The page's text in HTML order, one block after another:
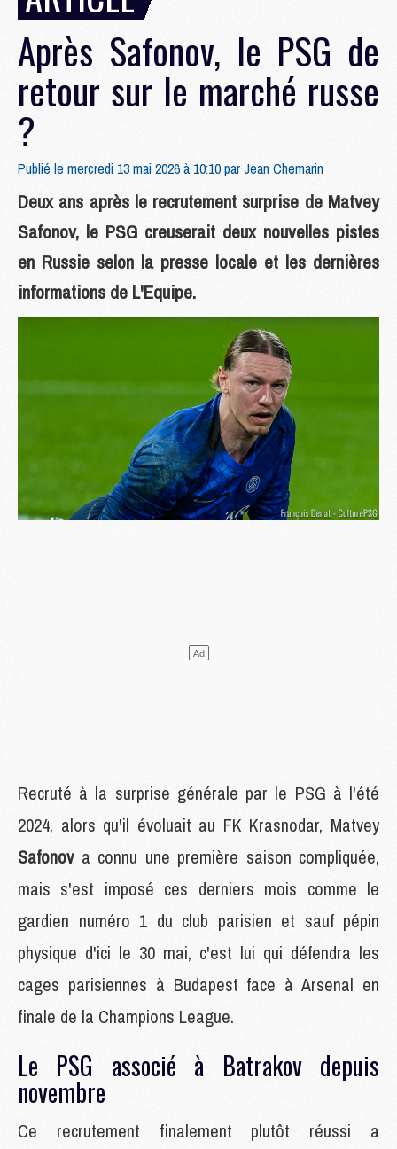
Après Safonov, le PSG de
retour sur le marché russe
?
Publié le mercredi 13 mai 2026 à 10:10 parJean Chemarin
Deux ans après le recrutement surprise de Matvey
Safonov, le PSG creuserait deux nouvelles pistes
en Russie selon la presse locale et les dernières
informations de L'Equipe.
Recruté à la surprise générale par le PSG à l'été
2024, alors qu'il évoluait au FK Krasnodar, Matvey
Safonov a connu une première saison compliquée,
mais s'est imposé ces derniers mois comme le
gardien numéro 1 du club parisien et sauf pépin
physique d'ici le 30 mai, c'est lui qui défendra les
cages parisiennes à Budapest face à Arsenal en
finale de la Champions League.
Le PSG associé à Batrakov depuis
novembre
Ce recrutement finalement plutôt réussi a